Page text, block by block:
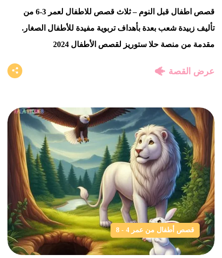
قصص اطفال قبل النوم – ثلاث قصص للاطفال لعمر 3-6 من
تأليف زبيدة شعب بعدة بأهداف تربوية مفيدة للأطفال الصغار.
مقدمة من منصة حلا ستوريز لقصص الأطفال 2024
عرض القصة
قصص أطفال من عمر 4 - 8